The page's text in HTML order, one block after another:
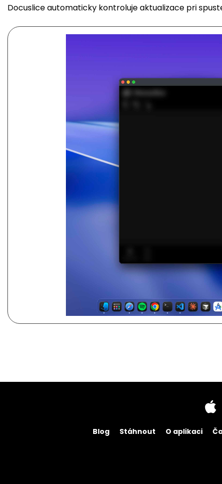
Docuslice automaticky kontroluje aktualizace pri
Blog Stáhnout O aplikaci